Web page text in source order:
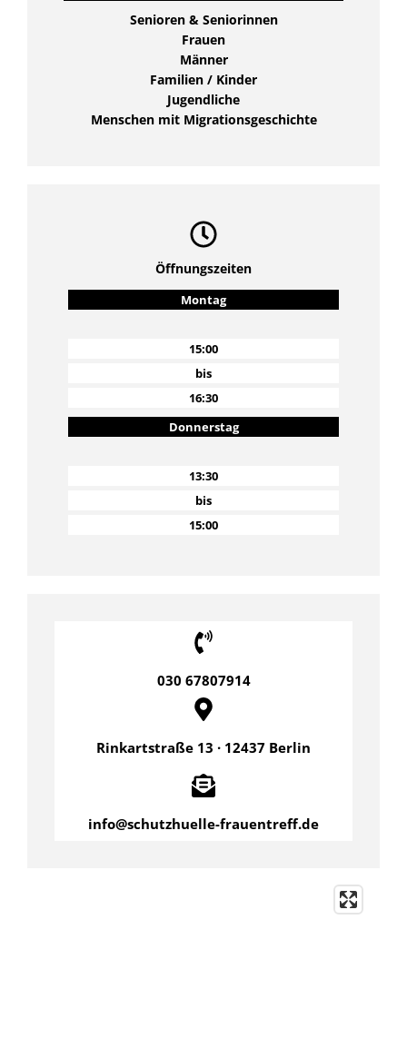
Senioren & Seniorinnen
Frauen
Männer
Familien / Kinder
Jugendliche
Menschen mit Migrationsgeschichte
Öffnungszeiten
Montag
15:00
bis
16:30
Donnerstag
13:30
bis
15:00
030 67807914
Rinkartstraße 13 · 12437 Berlin
info@schutzhuelle-frauentreff.de